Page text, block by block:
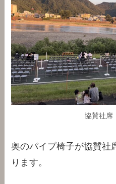
協賛社
奥のパイプ椅子が協賛社
ります。